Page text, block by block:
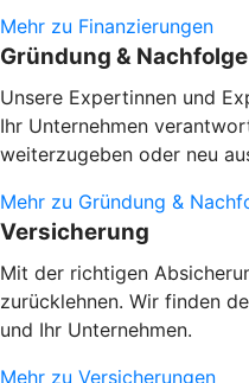
Mehr zu Finanzierungen
Gründung & Nachfolge
Unsere Expertinnen und
Ihr Unternehmen
weiterzugeben oder neu
Mehr zu Gründung &
Versicherung
Mit der richtigen
zurücklehnen. Wir finden
und Ihr Unternehmen.
Mehr zu Versicherungen